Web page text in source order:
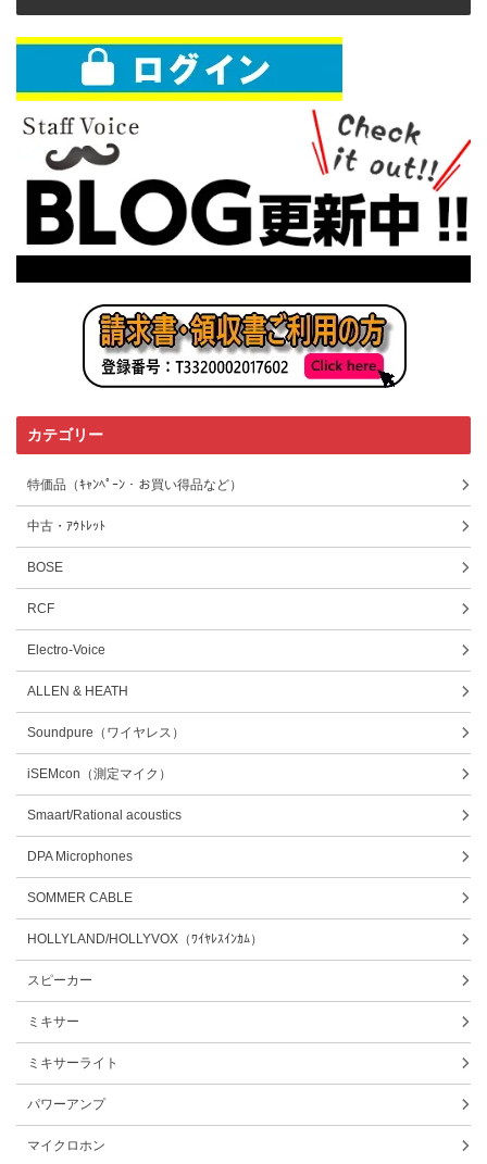
カテゴリー
特価品（ｷｬﾝﾍﾟｰﾝ・お買い得品など）
中古・ｱｳﾄﾚｯﾄ
BOSE
RCF
Electro-Voice
ALLEN & HEATH
Soundpure（ワイヤレス）
iSEMcon（測定マイク）
Smaart/Rational acoustics
DPA Microphones
SOMMER CABLE
HOLLYLAND/HOLLYVOX（ﾜｲﾔﾚｽｲﾝｶﾑ）
スピーカー
ミキサー
ミキサーライト
パワーアンプ
マイクロホン